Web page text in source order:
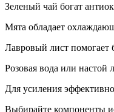
Зеленый чай богат
Мята обладает
Лавровый лист помогает
Розовая вода или настой
Для усиления
Выбирайте компоненты